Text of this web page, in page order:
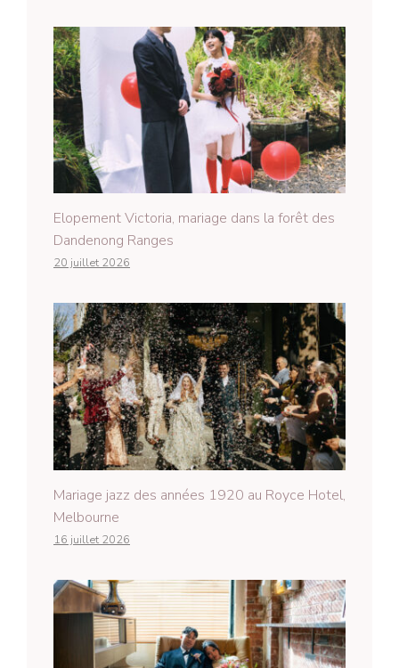
Elopement Victoria, mariage dans la forêt des
Dandenong Ranges
20 juillet 2026
Mariage jazz des années 1920 au Royce Hotel,
Melbourne
16 juillet 2026